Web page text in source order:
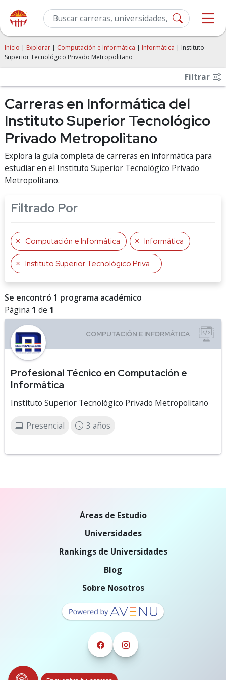
Inicio | Explorar | Computación e Informática | Informática | Instituto
Superior Tecnológico Privado Metropolitano
Filtrar
Carreras en Informática del
Instituto Superior Tecnológico
Privado Metropolitano
Explora la guía completa de carreras en informática para
estudiar en el Instituto Superior Tecnológico Privado
Metropolitano.
Filtrado Por
Computación e Informática Informática
Instituto Superior Tecnológico Privado Metropolitano
Se encontró 1 programa académico
Página 1 de 1
Profesional Técnico en Computación e
Informática
Instituto Superior Tecnológico Privado Metropolitano
Presencial 3 años
Áreas de Estudio
Universidades
Rankings de Universidades
Blog
Sobre Nosotros